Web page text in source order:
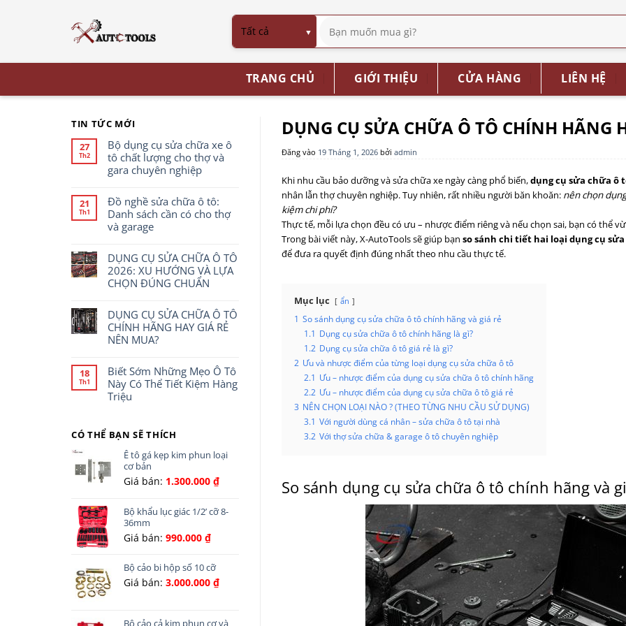
kiếm:
TRANG CHỦ GIỚI THIỆU CỬA HÀNG LIÊN HỆ
TIN TỨC MỚI
27
Th2
Bộ dụng cụ sửa chữa xe ô
tô chất lượng cho thợ và
gara chuyên nghiệp
21
Th1
Đồ nghề sửa chữa ô tô:
Danh sách cần có cho thợ
và garage
DỤNG CỤ SỬA CHỮA Ô TÔ
2026: XU HƯỚNG VÀ LỰA
CHỌN ĐÚNG CHUẨN
DỤNG CỤ SỬA CHỮA Ô TÔ
CHÍNH HÃNG HAY GIÁ RẺ
NÊN MUA?
18
Th1
Biết Sớm Những Mẹo Ô Tô
Này Có Thể Tiết Kiệm Hàng
Triệu
CÓ THỂ BẠN SẼ THÍCH
Ê tô gá kẹp kim phun loại
cơ bản
Giá bán: 1.300.000 ₫
Bộ khẩu lục giác 1/2’ cỡ 8-
36mm
Giá bán: 990.000 ₫
Bộ cảo bi hộp số 10 cỡ
Giá bán: 3.000.000 ₫
Bộ cảo cả kim phun cơ và
DỤNG CỤ SỬA CHỮA Ô TÔ CHÍNH HÃNG
Đăng vào 19 Tháng 1, 2026 bởi admin
Khi nhu cầu bảo dưỡng và sửa chữa xe ngày càng phổ biến,dụng cụ sửa chữa ô
nhân lẫn thợ chuyên nghiệp. Tuy nhiên, rất nhiều người băn khoăn: nên chọn
kiệm chi phí?
Thực tế, mỗi lựa chọn đều có ưu – nhược điểm riêng và nếu chọn sai, bạn có thể
Trong bài viết này, X-AutoTools sẽ giúp bạn so sánh chi tiết hai loại dụng cụ
để đưa ra quyết định đúng nhất theo nhu cầu thực tế.
Mục lục ẩn
1 So sánh dụng cụ sửa chữa ô tô chính hãng và giá rẻ
1.1 Dụng cụ sửa chữa ô tô chính hãng là gì?
1.2 Dụng cụ sửa chữa ô tô giá rẻ là gì?
2 Ưu và nhược điểm của từng loại dụng cụ sửa chữa ô tô
2.1 Ưu – nhược điểm của dụng cụ sửa chữa ô tô chính hãng
2.2 Ưu – nhược điểm của dụng cụ sửa chữa ô tô giá rẻ
3 NÊN CHỌN LOẠI NÀO ? (THEO TỪNG NHU CẦU SỬ DỤNG)
3.1 Với người dùng cá nhân – sửa chữa ô tô tại nhà
3.2 Với thợ sửa chữa & garage ô tô chuyên nghiệp
So sánh dụng cụ sửa chữa ô tô chính hãng và